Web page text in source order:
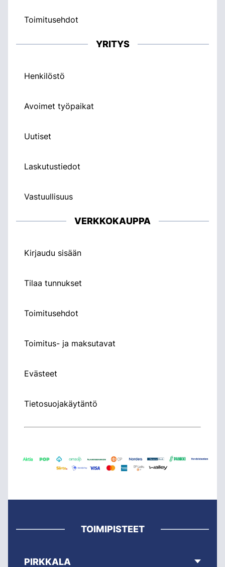
Toimitusehdot
YRITYS
Henkilöstö
Avoimet työpaikat
Uutiset
Laskutustiedot
Vastuullisuus
VERKKOKAUPPA
Kirjaudu sisään
Tilaa tunnukset
Toimitusehdot
Toimitus- ja maksutavat
Evästeet
Tietosuojakäytäntö
TOIMIPISTEET
PIRKKALA